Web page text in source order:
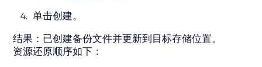
单击创建。
结果 ：已创建备份文件并更新到目标存储位置。
资源还原顺序如下：